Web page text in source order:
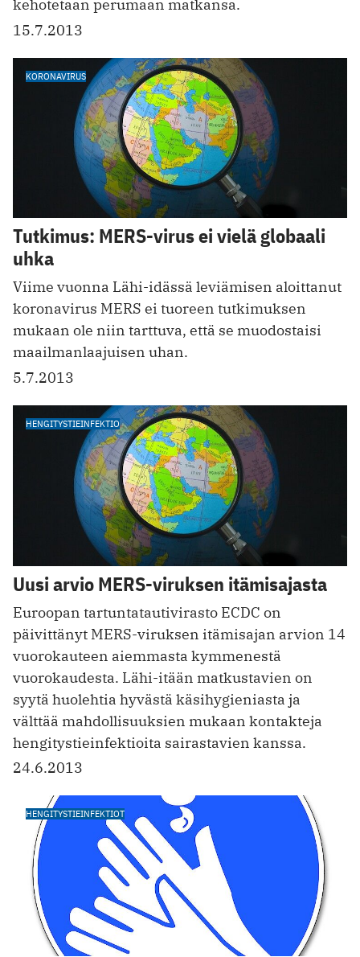
kehotetaan perumaan matkansa.
15.7.2013
KORONAVIRUS
Tutkimus: MERS-virus ei vielä globaali
uhka
Viime vuonna Lähi-idässä leviämisen aloittanut
koronavirus MERS ei tuoreen tutkimuksen
mukaan ole niin tarttuva, että se muodostaisi
maailmanlaajuisen uhan.
5.7.2013
HENGITYSTIEINFEKTIO
Uusi arvio MERS-viruksen itämisajasta
Euroopan tartuntatautivirasto ECDC on
päivittänyt MERS-viruksen itämisajan arvion 14
vuorokauteen aiemmasta kymmenestä
vuorokaudesta. Lähi-itään matkustavien on
syytä huolehtia hyvästä käsihygieniasta ja
välttää mahdollisuuksien mukaan kontakteja
hengitystieinfektioita sairastavien kanssa.
24.6.2013
HENGITYSTIEINFEKTIOT